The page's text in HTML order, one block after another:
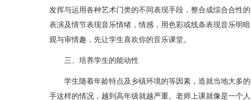
发挥与运用各种艺术门类的不同表现手段，整合成综合合性
表演及情节表现音乐情绪，情感，用色彩或线条表现音乐明
观与审情趣，先让学生喜欢你的音乐课堂。
三、培养学生的能动性
学生随着年龄特点及乡镇环境的等因素，造就当地大多
手这样的情况，越到高年级就越严重。老师上课就像是一个